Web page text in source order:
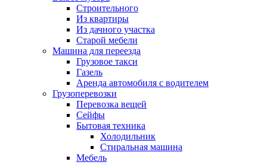
Строительного
Из квартиры
Из дачного участка
Старой мебели
Машина для переезда
Грузовое такси
Газель
Аренда автомобиля с водителем
Грузоперевозки
Перевозка вещей
Сейфы
Бытовая техника
Холодильник
Стиральная машина
Мебель